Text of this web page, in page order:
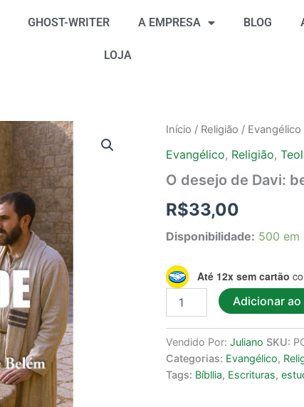
GHOST-WRITER A EMPRESA BLOG
LOJA
Início / Religião / Evangélico
Evangélico, Religião,
O desejo de Davi:
R$33,00
Disponibilidade: 500 em
Até 12x sem cartão
O
de
bebendo
poço
Belém
Adicionar
Vendido Por: Juliano SKU:
Categorias: Evangélico,
Tags: Bíbllia, Escrituras,